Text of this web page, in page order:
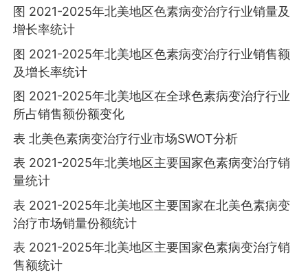
图 2021-2025年北美地区色素病变治疗行业销量及
增长率统计
图 2021-2025年北美地区色素病变治疗行业销售额
及增长率统计
图 2021-2025年北美地区在全球色素病变治疗行业
所占销售额份额变化
表 北美色素病变治疗行业市场SWOT分析
表 2021-2025年北美地区主要国家色素病变治疗销
量统计
表 2021-2025年北美地区主要国家在北美色素病变
治疗市场销量份额统计
表 2021-2025年北美地区主要国家色素病变治疗销
售额统计